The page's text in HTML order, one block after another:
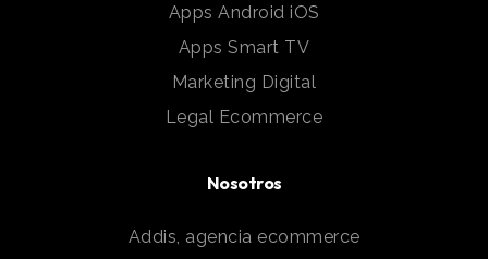
Apps Android iOS
Apps Smart TV
Marketing Digital
Legal Ecommerce
Nosotros
Addis, agencia ecommerce